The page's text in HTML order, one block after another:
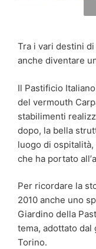
Tra i vari destini di
anche diventare
Il Pastificio
del vermouth
stabilimenti
dopo, la bella
luogo di
che ha portato
Per ricordare la
2010 anche uno
Giardino della
tema, adottato dal
Torino.